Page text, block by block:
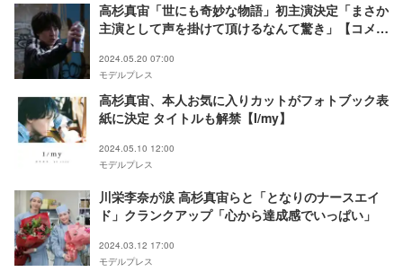
高杉真宙「世にも奇妙な物語」初主演決定「まさか
主演として声を掛けて頂けるなんて驚き」【コメン
2024.05.20 07:00
モデルプレス
高杉真宙、本人お気に入りカットがフォトブック表
紙に決定 タイトルも解禁【I/my】
2024.05.10 12:00
モデルプレス
川栄李奈が涙 高杉真宙らと「となりのナースエイ
ド」クランクアップ「心から達成感でいっぱい」
2024.03.12 17:00
モデルプレス